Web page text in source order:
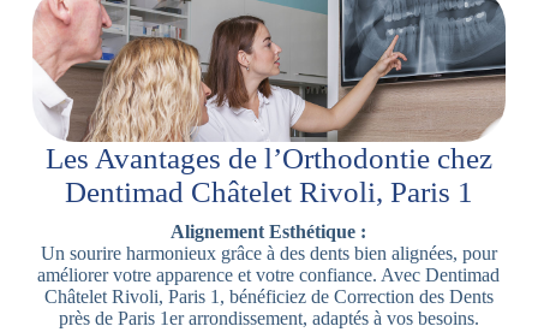
Les Avantages de l’Orthodontie chez
Dentimad Châtelet Rivoli, Paris 1
Alignement Esthétique :
Un sourire harmonieux grâce à des dents bien alignées, pour
améliorer votre apparence et votre confiance. Avec Dentimad
Châtelet Rivoli, Paris 1, bénéficiez de Correction des Dents
près de Paris 1er arrondissement, adaptés à vos besoins.